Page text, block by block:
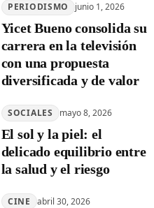
PERIODISMO junio 1, 2026
Yicet Bueno consolida su
carrera en la televisión
con una propuesta
diversificada y de valor
SOCIALES mayo 8, 2026
El sol y la piel: el
delicado equilibrio entre
la salud y el riesgo
CINE abril 30, 2026